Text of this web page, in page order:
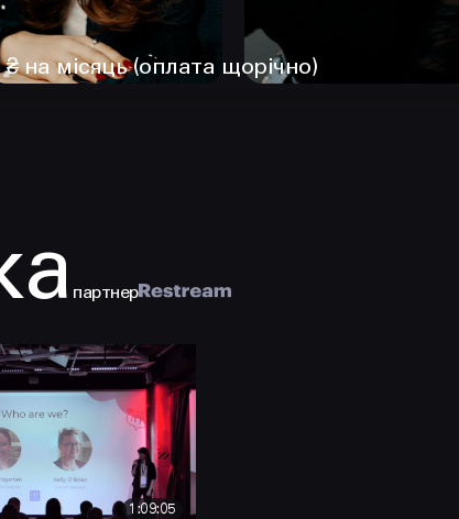
₴ на місяць (оплата щорічно)
партнер
1:09:05